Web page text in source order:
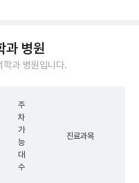
과 병원
학과 병원입니다.
주
차
가
능
대
수
진료과목